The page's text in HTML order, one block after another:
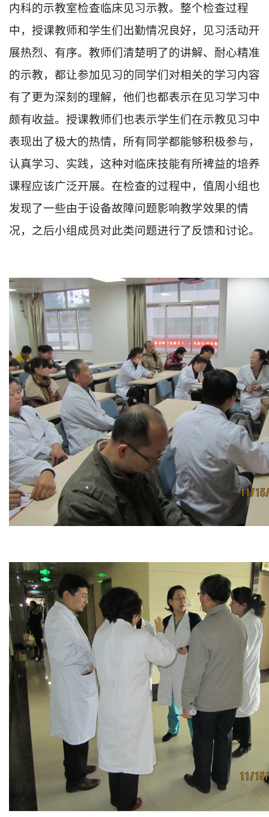
内科的示教室检查临床见习示教。整个检查过程
中，授课教师和学生们出勤情况良好，见习活动开
展热烈、有序。教师们清楚明了的讲解、耐心精准
的示教，都让参加见习的同学们对相关的学习内容
有了更为深刻的理解，他们也都表示在见习学习中
颇有收益。授课教师们也表示学生们在示教见习中
表现出了极大的热情，所有同学都能够积极参与，
认真学习、实践，这种对临床技能有所裨益的培养
课程应该广泛开展。在检查的过程中，值周小组也
发现了一些由于设备故障问题影响教学效果的情
况，之后小组成员对此类问题进行了反馈和讨论。